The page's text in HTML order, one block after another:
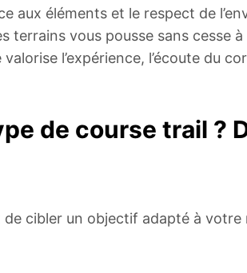
aux éléments et le respect de
terrains vous pousse sans cesse
l’expérience, l’écoute du
de course trail ?
cibler un objectif adapté à votre